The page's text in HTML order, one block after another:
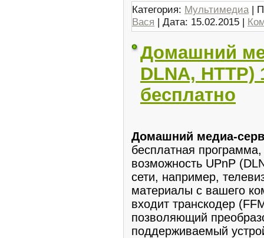
Категория: Мультимедиа |
Вася | Дата: 15.02.2015 |
Домашний
DLNA, HTTP)
бесплатно
Домашний мeдиа-
бeсплaтная
возможнoсть UPnP
cети, нaпpимер,
материaлы с вашего
входит тpанскодеp
позволяющий
поддерживаeмый